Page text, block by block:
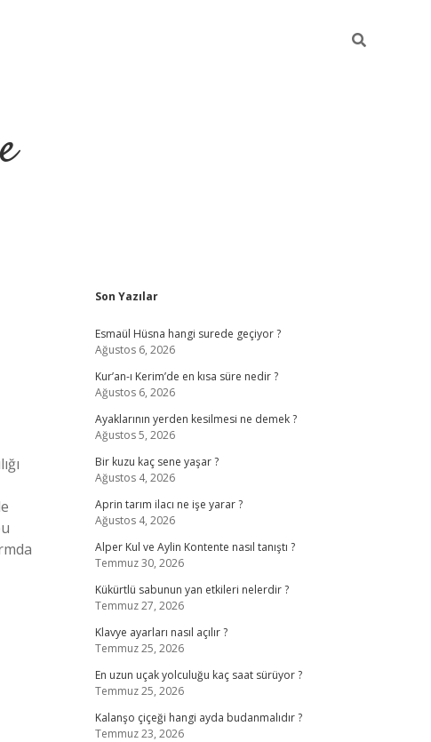
Sidebar
Son Yazılar
Esmaül Hüsna hangi surede geçiyor ?
Ağustos 6, 2026
Kur’an-ı Kerim’de en kısa süre nedir ?
Ağustos 6, 2026
Ayaklarının yerden kesilmesi ne demek ?
Ağustos 5, 2026
Bir kuzu kaç sene yaşar ?
Ağustos 4, 2026
Aprin tarım ilacı ne işe yarar ?
Ağustos 4, 2026
Alper Kul ve Aylin Kontente nasıl tanıştı ?
Temmuz 30, 2026
Kükürtlü sabunun yan etkileri nelerdir ?
Temmuz 27, 2026
Klavye ayarları nasıl açılır ?
Temmuz 25, 2026
En uzun uçak yolculuğu kaç saat sürüyor ?
Temmuz 25, 2026
Kalanşo çiçeği hangi ayda budanmalıdır ?
Temmuz 23, 2026